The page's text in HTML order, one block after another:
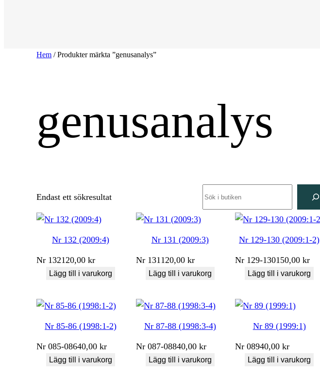
Hem / Produkter märkta ”genusanalys”
genusanalys
Endast ett sökresultat
Nr 132 (2009:4)
Nr 132120,00kr
Lägg till i varukorg
Nr 131 (2009:3)
Nr 131120,00 kr
Lägg till i varukorg
Nr 129-130 (2009:1-2)
Nr 129-130150,00kr
Lägg till i varukorg
Nr 85-86 (1998:1-2)
Nr 085-08640,00kr
Lägg till i varukorg
Nr 87-88 (1998:3-4)
Nr 087-08840,00 kr
Lägg till i varukorg
Nr 89 (1999:1)
Nr 08940,00kr
Lägg till i varukorg